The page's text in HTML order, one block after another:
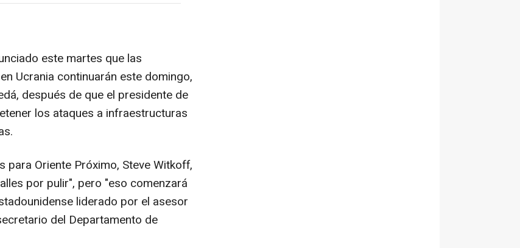
este martes que las
Ucrania continuarán este domingo,
después de que el presidente de
los ataques a infraestructuras
para Oriente Próximo, Steve Witkoff,
por pulir", pero "eso comenzará
liderado por el asesor
del Departamento de